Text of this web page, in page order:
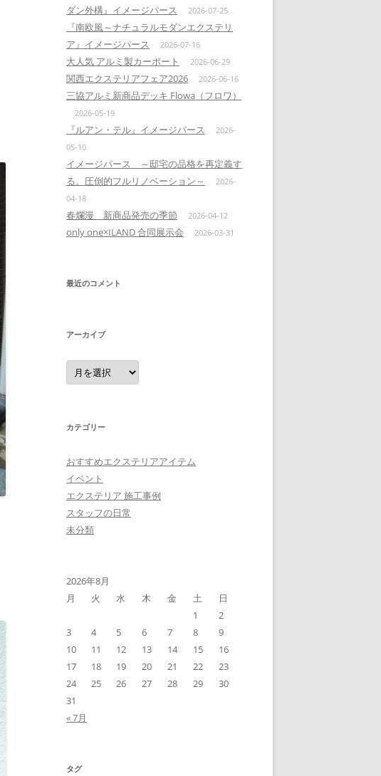
ダン外構』イメージパース
2026-07-25
『南欧風～ナチュラルモダンエクステリ
ア』イメージパース
2026-07-16
大人気 アルミ製カーポート 2026-06-29
関西エクステリアフェア2026 2026-06-16
三協アルミ新商品デッキ Flowa（フロワ）
2026-05-19
『ルアン・テル』イメージパース
2026-
05-10
イメージパース ～邸宅の品格を再定義す
る。圧倒的フルリノベーション～
2026-
04-18
春爛漫 新商品発売の季節 2026-04-12
only one×ILAND 合同展示会 2026-03-31
最近のコメント
アーカイブ
ア
ー
カ
カテゴリー
おすすめエクステリアアイテム
イベント
エクステリア 施工事例
スタッフの日常
未分類
2026年8月
月
火 水 木 金 土
日
1
2
3
4 5 6 7 8
9
10
11 12 13 14 15
16
17
18 19 20 21 22
23
24
25 26 27 28 29
30
31
« 7月
タグ